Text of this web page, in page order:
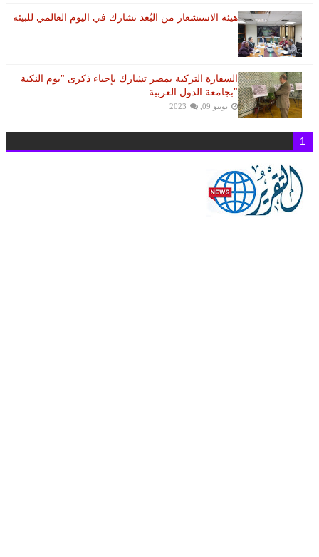
هيئة الاستشعار من البُعد تشارك في اليوم العالمي للبيئة
السفارة التركية بمصر تشارك بإحياء ذكرى "يوم النكبة
"بجامعة الدول العربية
يونيو 09, 2023
1